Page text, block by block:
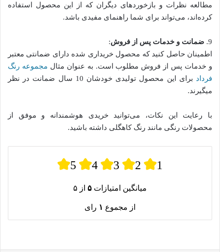
مطالعه نظرات و بازخوردهای دیگران که از این محصول استفاده
کرده‌اند، می‌تواند برای شما راهنمای مفیدی باشد.
9. ضمانت و خدمات پس از فروش:
اطمینان حاصل کنید که محصول خریداری شده دارای ضمانتی معتبر
و خدمات پس از فروش مطلوب است. به عنوان مثال مجموعه رنگ
فرداد
برای این محصول تولیدی خودشان 10 سال ضمانت در نظر
میگیرند.
با رعایت این نکات، می‌توانید خریدی هوشمندانه و موفق از
محصولات رنگی مانند رنگ کاهگلی داشته باشید.
5 4 3 2 1
میانگین امتیازات ۵ از ۵
از مجموع ۱ رای